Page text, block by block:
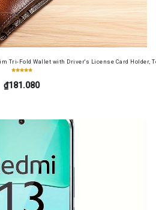
Tri-Fold Wallet with Driver's License Card Holder,
₫181.080